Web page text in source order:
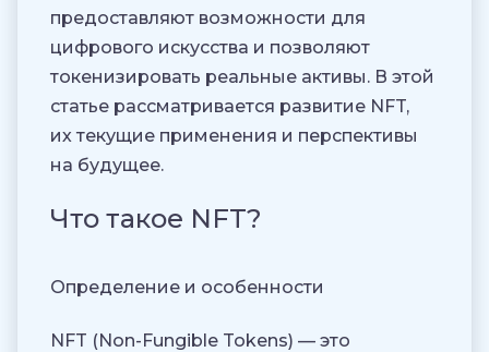
предоставляют возможности для
цифрового искусства и позволяют
токенизировать реальные активы. В этой
статье рассматривается развитие NFT,
их текущие применения и перспективы
на будущее.
Что такое NFT?
Определение и особенности
NFT (Non-Fungible Tokens) — это